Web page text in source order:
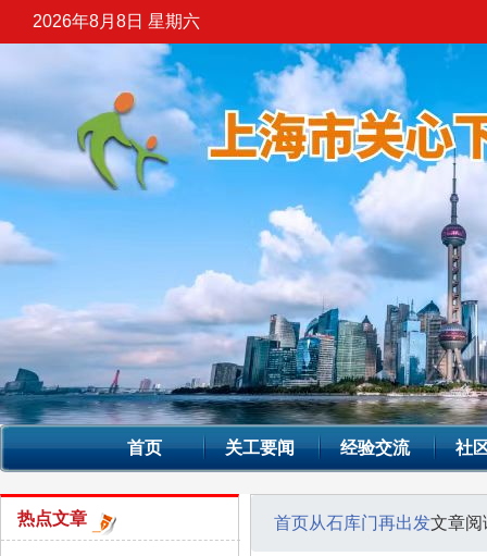
2026年8月8日 星期六
首页 关工要闻 经验交流 社
热点文章 首页从石库门再出发文章阅